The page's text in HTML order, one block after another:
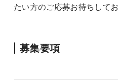
たい方のご応募お待ちしてお
募集要項